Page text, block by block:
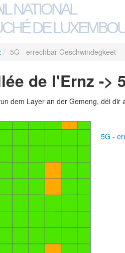
NATIONAL
DE
/ 5G - errechbar Geschwindegkeet
de l'Ernz ->
dem Layer an der Gemeng, déi
5G -